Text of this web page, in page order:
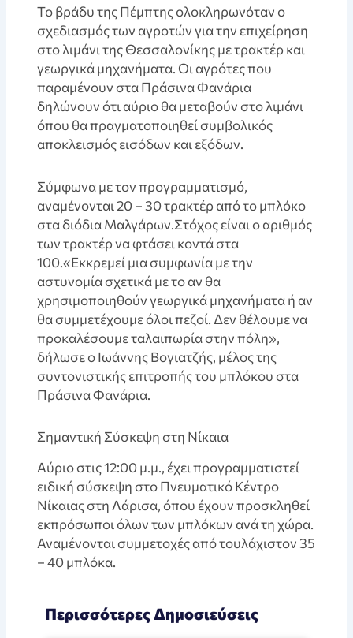
Το βράδυ της Πέμπτης ολοκληρωνόταν ο
σχεδιασμός των αγροτών για την επιχείρηση
στο λιμάνι της Θεσσαλονίκης με τρακτέρ και
γεωργικά μηχανήματα. Οι αγρότες που
παραμένουν στα Πράσινα Φανάρια
δηλώνουν ότι αύριο θα μεταβούν στο λιμάνι
όπου θα πραγματοποιηθεί συμβολικός
αποκλεισμός εισόδων και εξόδων.
Σύμφωνα με τον προγραμματισμό,
αναμένονται 20 – 30 τρακτέρ από το μπλόκο
στα διόδια Μαλγάρων.Στόχος είναι ο αριθμός
των τρακτέρ να φτάσει κοντά στα
100.«Εκκρεμεί μια συμφωνία με την
αστυνομία σχετικά με το αν θα
χρησιμοποιηθούν γεωργικά μηχανήματα ή αν
θα συμμετέχουμε όλοι πεζοί. Δεν θέλουμε να
προκαλέσουμε ταλαιπωρία στην πόλη»,
δήλωσε ο Ιωάννης Βογιατζής, μέλος της
συντονιστικής επιτροπής του μπλόκου στα
Πράσινα Φανάρια.
Σημαντική Σύσκεψη στη Νίκαια
Aύριο στις 12:00 μ.μ., έχει προγραμματιστεί
ειδική σύσκεψη στο Πνευματικό Κέντρο
Νίκαιας στη Λάρισα, όπου έχουν προσκληθεί
εκπρόσωποι όλων των μπλόκων ανά τη χώρα.
Αναμένονται συμμετοχές από τουλάχιστον 35
– 40 μπλόκα.
Περισσότερες Δημοσιεύσεις